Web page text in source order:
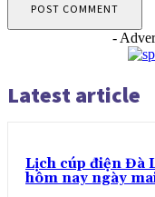
-
Latest article
Lịch cúp điện Đà
hôm nay ngày